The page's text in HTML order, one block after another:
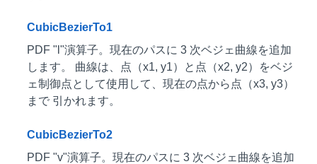
CubicBezierTo1
PDF "l"演算子。現在のパスに 3 次ベジェ曲線を追加
します。 曲線は、点（x1, y1）と点（x2, y2）をベジ
ェ制御点として使用して、現在の点から点（x3, y3）
まで 引かれます。
CubicBezierTo2
PDF "v"演算子。現在のパスに 3 次ベジェ曲線を追加